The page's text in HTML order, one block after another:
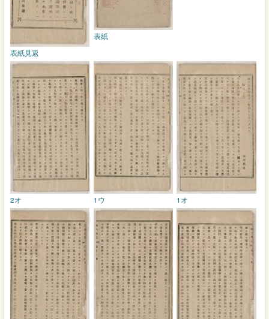
表紙
表紙見返
1オ
1ウ
2オ